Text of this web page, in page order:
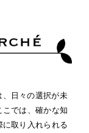
日々の選択が未
では、確かな知
取り入れられる